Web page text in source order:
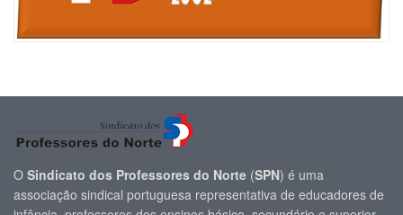
O Sindicato dos Professores do Norte (SPN) é uma
associação sindical portuguesa representativa de educadores de